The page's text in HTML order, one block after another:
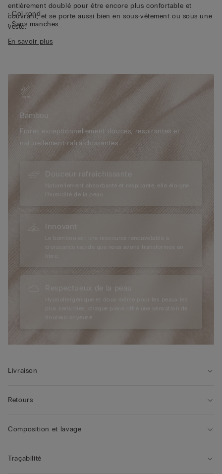
entièrement doublé pour être encore plus confortable et
couvrant, et se porte aussi bien en sous-vêtement ou sous une
veste.
• Col rond
• Sans manches
• Fermeture à petits boutons-pression
En savoir plus
Bambou
Fibres exceptionnellement douces, respirantes et
naturellement rafraîchissantes
Douceur rafraîchissante
Naturellement absorbante et respirante, elle éloigne
l’humidité de la peau.
Innovant
Le bambou est une ressource renouvelable à
croissance rapide que nous avons transformée en
fibre.
Respectueux de la peau
Hypoallergénique et doux même pour les peaux les
plus sensibles, chaque pièce offre une sensation de
douceur soyeuse.
Livraison
Retours
Composition et lavage
Traçabilité